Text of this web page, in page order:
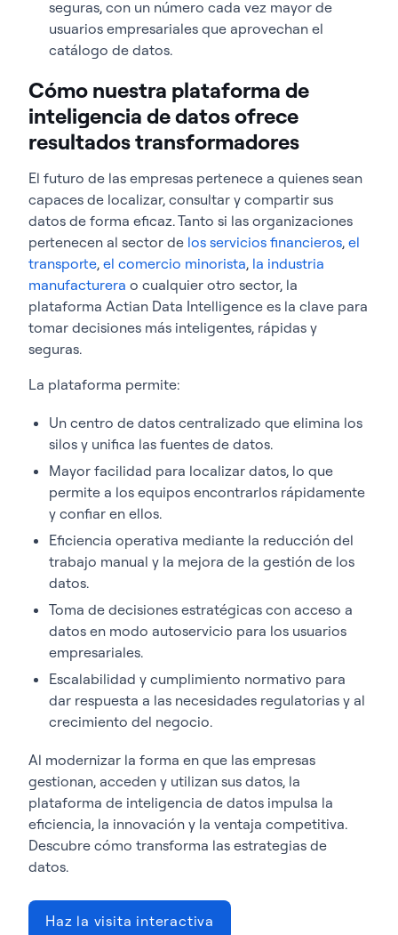
seguras, con un número cada vez mayor de
usuarios empresariales que aprovechan el
catálogo de datos.
Cómo nuestra plataforma de
inteligencia de datos ofrece
resultados transformadores
El futuro de las empresas pertenece a quienes sean
capaces de localizar, consultar y compartir sus
datos de forma eficaz. Tanto si las organizaciones
pertenecen al sector de los servicios financieros, el
transporte, el comercio minorista, la industria
manufacturera o cualquier otro sector, la
plataforma Actian Data Intelligence es la clave para
tomar decisiones más inteligentes, rápidas y
seguras.
La plataforma permite:
Un centro de datos centralizado que elimina los
silos y unifica las fuentes de datos.
Mayor facilidad para localizar datos, lo que
permite a los equipos encontrarlos rápidamente
y confiar en ellos.
Eficiencia operativa mediante la reducción del
trabajo manual y la mejora de la gestión de los
datos.
Toma de decisiones estratégicas con acceso a
datos en modo autoservicio para los usuarios
empresariales.
Escalabilidad y cumplimiento normativo para
dar respuesta a las necesidades regulatorias y al
crecimiento del negocio.
Al modernizar la forma en que las empresas
gestionan, acceden y utilizan sus datos, la
plataforma de inteligencia de datos impulsa la
eficiencia, la innovación y la ventaja competitiva.
Descubre cómo transforma las estrategias de
datos.
Haz la visita interactiva